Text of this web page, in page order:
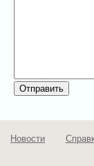
Новости